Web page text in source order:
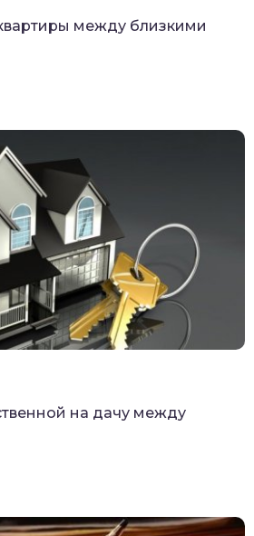
между близкими
на дачу между